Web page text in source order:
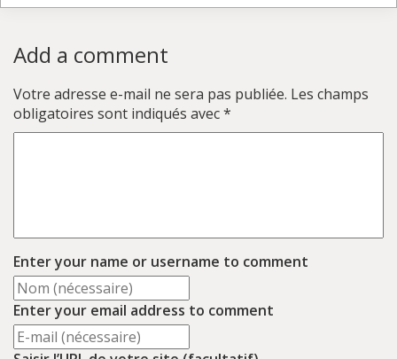
Add a comment
Votre adresse e-mail ne sera pas publiée. Les champs
obligatoires sont indiqués avec*
Enter your name or username to comment
Enter your email address to comment